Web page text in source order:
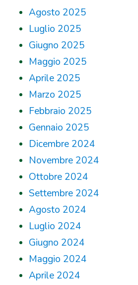
Agosto 2025
Luglio 2025
Giugno 2025
Maggio 2025
Aprile 2025
Marzo 2025
Febbraio 2025
Gennaio 2025
Dicembre 2024
Novembre 2024
Ottobre 2024
Settembre 2024
Agosto 2024
Luglio 2024
Giugno 2024
Maggio 2024
Aprile 2024